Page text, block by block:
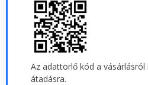
Az adattörlő kód a
átadásra.